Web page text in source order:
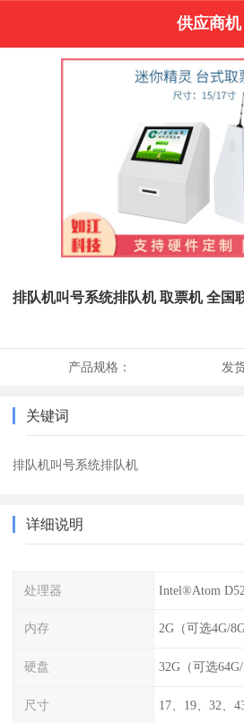
供应商机
排队机叫号系统排队机 取票机 全国
产品规格： 发
关键词
排队机叫号系统排队机
详细说明
处理器 Intel®Atom
内存 2G（可选4G/
硬盘 32G（可选64G/
尺寸 17、19、32、